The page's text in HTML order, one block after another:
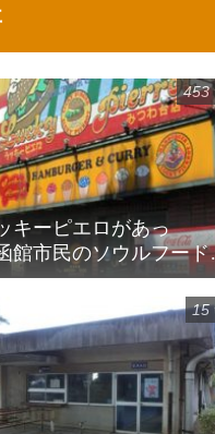
キーピエロがあっ
館市民のソウルフード
453
15